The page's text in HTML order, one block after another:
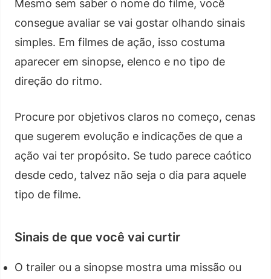
Mesmo sem saber o nome do filme, você
consegue avaliar se vai gostar olhando sinais
simples. Em filmes de ação, isso costuma
aparecer em sinopse, elenco e no tipo de
direção do ritmo.
Procure por objetivos claros no começo, cenas
que sugerem evolução e indicações de que a
ação vai ter propósito. Se tudo parece caótico
desde cedo, talvez não seja o dia para aquele
tipo de filme.
Sinais de que você vai curtir
O trailer ou a sinopse mostra uma missão ou